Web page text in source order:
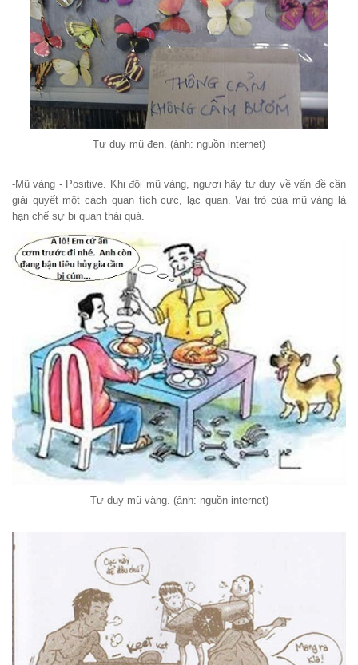
Tư duy mũ đen. (ảnh: nguồn internet)
-Mũ vàng - Positive. Khi đội mũ vàng, ngươi hãy tư duy về vấn đề cần
giải quyết một cách quan tích cực, lạc quan. Vai trò của mũ vàng là
hạn chế sự bi quan thái quá.
Tư duy mũ vàng. (ảnh: nguồn internet)